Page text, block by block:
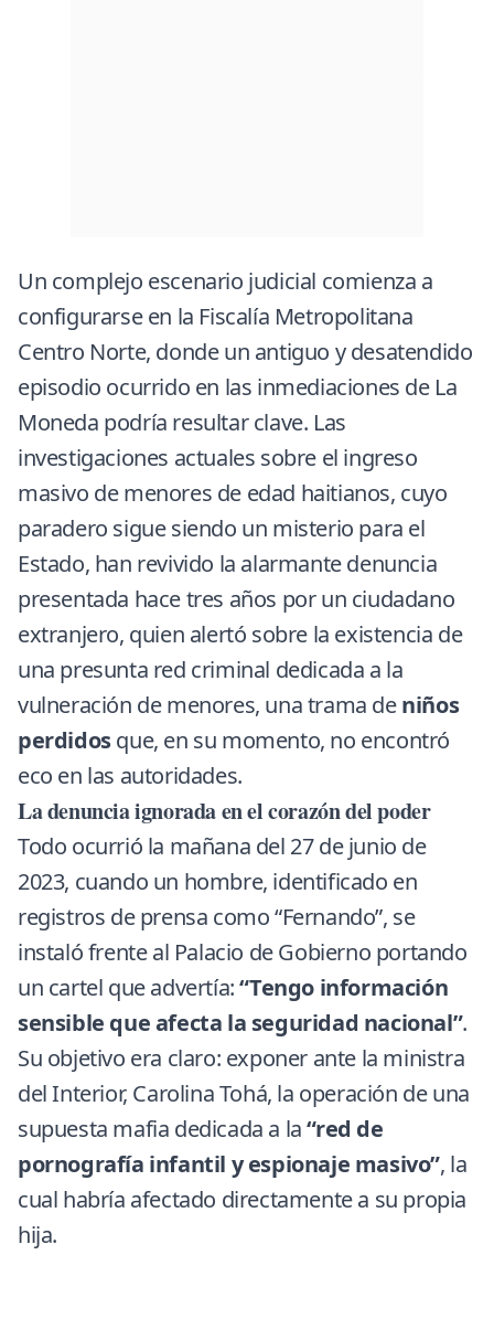
Un complejo escenario judicial comienza a
configurarse en la Fiscalía Metropolitana
Centro Norte, donde un antiguo y desatendido
episodio ocurrido en las inmediaciones de La
Moneda podría resultar clave. Las
investigaciones actuales sobre el ingreso
masivo de menores de edad haitianos, cuyo
paradero sigue siendo un misterio para el
Estado, han revivido la alarmante denuncia
presentada hace tres años por un ciudadano
extranjero, quien alertó sobre la existencia de
una presunta red criminal dedicada a la
vulneración de menores, una trama deniños
perdidosque, en su momento, no encontró
eco en las autoridades.
La denuncia ignorada en el corazón del poder
Todo ocurrió la mañana del 27 de junio de
2023, cuando un hombre, identificado en
registros de prensa como “Fernando”, se
instaló frente al Palacio de Gobierno portando
un cartel que advertía:“Tengo información
sensible que afecta la seguridad nacional”.
Su objetivo era claro: exponer ante la ministra
del Interior, Carolina Tohá, la operación de una
supuesta mafia dedicada a la“red de
pornografía infantil y espionaje masivo”, la
cual habría afectado directamente a su propia
hija.